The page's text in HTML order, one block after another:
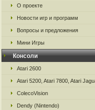
О проекте
Новости игр и программ
Вопросы и предложения
Мини Игры
Консоли
Atari 2600
Atari 5200, Atari 7800, Atari
ColecoVision
Dendy (Nintendo)